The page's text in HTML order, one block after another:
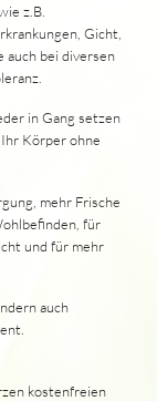
z.B.
Gicht,
auch bei diversen
in Gang setzen
Körper ohne
mehr Frische
für
und für mehr
auch
kostenfreien